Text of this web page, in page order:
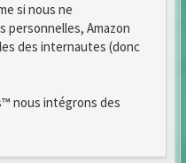
si nous ne
personnelles, Amazon
des internautes (donc
nous intégrons des